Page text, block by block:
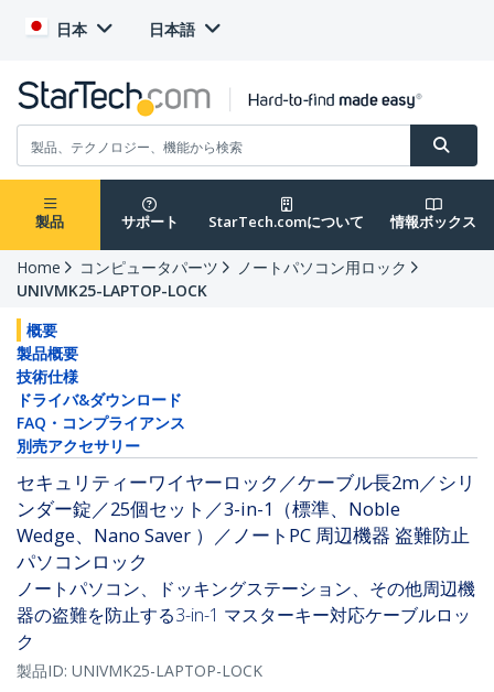
日本 日本語
製品 サポート StarTech.comについて 情報ボックス
Home コンピュータパーツ
ノートパソコン用ロック
UNIVMK25-LAPTOP-LOCK
概要
製品概要
技術仕様
ドライバ&ダウンロード
FAQ・コンプライアンス
別売アクセサリー
セキュリティーワイヤーロック／ケーブル長2m／シリ
ンダー錠／25個セット／3-in-1（標準、Noble
Wedge、Nano Saver ）／ノートPC 周辺機器 盗難防止
パソコンロック
ノートパソコン、ドッキングステーション、その他周辺機
器の盗難を防止する3-in-1 マスターキー対応ケーブルロッ
ク
製品ID: UNIVMK25-LAPTOP-LOCK